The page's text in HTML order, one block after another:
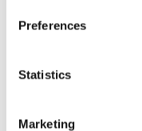
Preferences
Statistics
Marketing